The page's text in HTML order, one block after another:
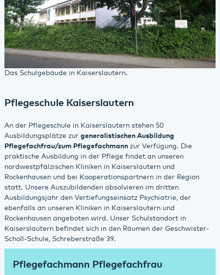
Das Schulgebäude in Kaiserslautern.
Pflegeschule Kaiserslautern
An der Pflegeschule in Kaiserslautern stehen 50
Ausbildungsplätze zur generalistischen Ausbildung
Pflegefachfrau/zum Pflegefachmann zur Verfügung. Die
praktische Ausbildung in der Pflege findet an unseren
nordwestpfälzischen Kliniken in Kaiserslautern und
Rockenhausen und bei Kooperationspartnern in der Region
statt. Unsere Auszubildenden absolvieren im dritten
Ausbildungsjahr den Vertiefungseinsatz Psychiatrie, der
ebenfalls an unseren Kliniken in Kaiserslautern und
Rockenhausen angeboten wird. Unser Schulstandort in
Kaiserslautern befindet sich in den Räumen der Geschwister-
Scholl-Schule, Schreberstraße 39.
Pflegefachmann Pflegefachfrau